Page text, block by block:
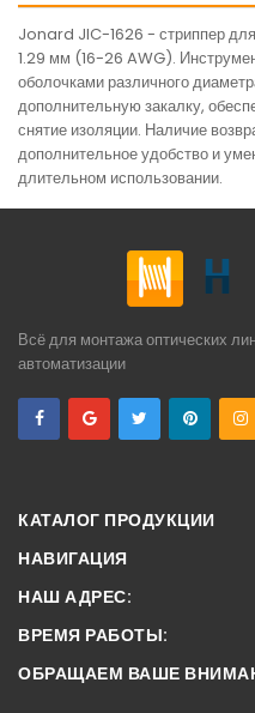
Jonard JIC-1626 - стриппер
1.29 мм (16-26 AWG).
оболочками различного
дополнительную закалку,
снятие изоляции. Наличие
дополнительное удобство и
длительном использовании.
Всё для монтажа оптических
автоматизации
КАТАЛОГ ПРОДУКЦИИ
НАВИГАЦИЯ
НАШ АДРЕС:
ВРЕМЯ РАБОТЫ:
ОБРАЩАЕМ ВАШЕ